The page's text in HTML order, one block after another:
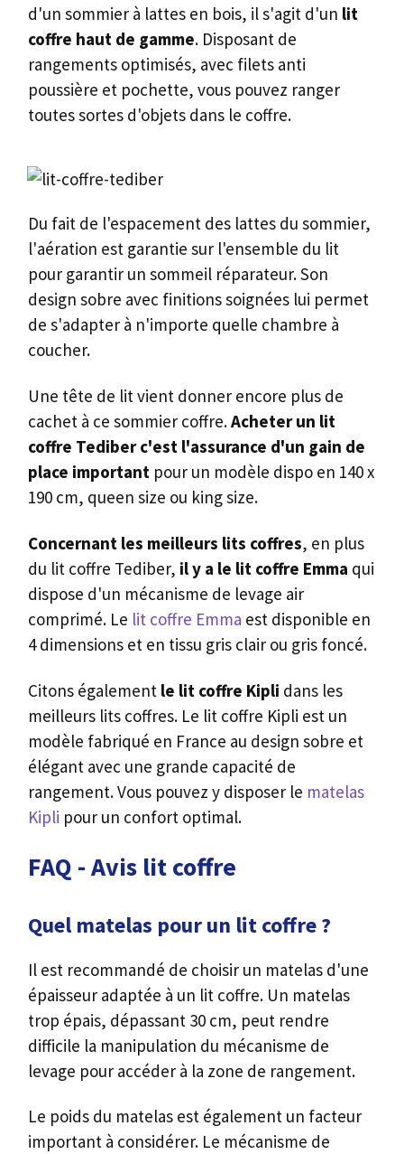
d'un sommier à lattes en bois, il s'agit d'un lit
coffre haut de gamme. Disposant de
rangements optimisés, avec filets anti
poussière et pochette, vous pouvez ranger
toutes sortes d'objets dans le coffre.
Du fait de l'espacement des lattes du sommier,
l'aération est garantie sur l'ensemble du lit
pour garantir un sommeil réparateur. Son
design sobre avec finitions soignées lui permet
de s'adapter à n'importe quelle chambre à
coucher.
Une tête de lit vient donner encore plus de
cachet à ce sommier coffre.Acheter un lit
coffre Tediber c'est l'assurance d'un gain de
place important pour un modèle dispo en 140 x
190 cm, queen size ou king size.
Concernant les meilleurs lits coffres, en plus
du lit coffre Tediber, il y a le lit coffre Emma qui
dispose d'un mécanisme de levage air
comprimé. Le lit coffre Emma est disponible en
4 dimensions et en tissu gris clair ou gris foncé.
Citons également le lit coffre Kipli dans les
meilleurs lits coffres. Le lit coffre Kipli est un
modèle fabriqué en France au design sobre et
élégant avec une grande capacité de
rangement. Vous pouvez y disposer le matelas
Kipli pour un confort optimal.
FAQ - Avis lit coffre
Quel matelas pour un lit coffre ?
Il est recommandé de choisir un matelas d'une
épaisseur adaptée à un lit coffre. Un matelas
trop épais, dépassant 30 cm, peut rendre
difficile la manipulation du mécanisme de
levage pour accéder à la zone de rangement.
Le poids du matelas est également un facteur
important à considérer. Le mécanisme de